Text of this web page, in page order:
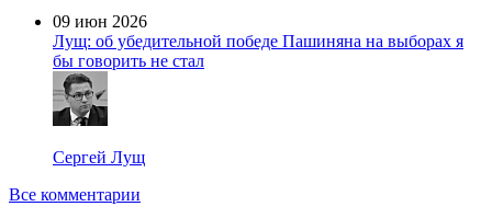
09 июн 2026
Лущ: об убедительной победе Пашиняна на выборах я
бы говорить не стал
Сергей Лущ
Все комментарии